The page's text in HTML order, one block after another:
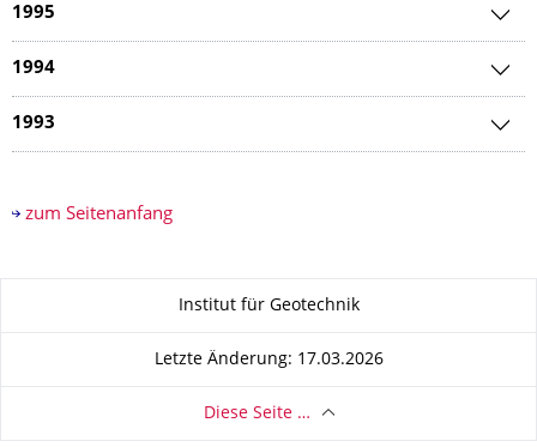
1995
1994
1993
zum Seitenanfang
Zu dieser SeiteInstitut für Geotechnik
Letzte Änderung: 17.03.2026
Diese Seite …